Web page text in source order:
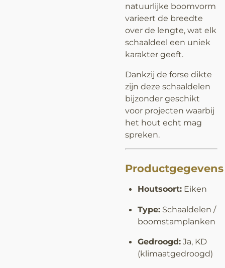
natuurlijke boomvorm
varieert de breedte
over de lengte, wat elk
schaaldeel een uniek
karakter geeft.
Dankzij de forse dikte
zijn deze schaaldelen
bijzonder geschikt
voor projecten waarbij
het hout echt mag
spreken.
Productgegevens
Houtsoort:Eiken
Type:Schaaldelen /
boomstamplanken
Gedroogd:Ja, KD
(klimaatgedroogd)